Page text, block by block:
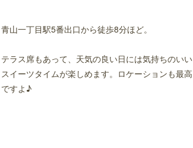
青山一丁目駅5番出口から徒歩8分ほど。
テラス席もあって、天気の良い日には気持ちのいい
スイーツタイムが楽しめます。ロケーションも最高
ですよ♪